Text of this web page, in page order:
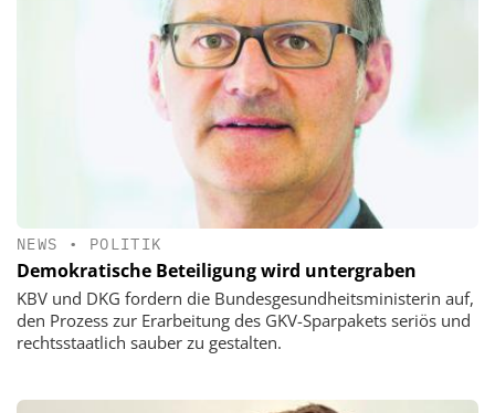
NEWS • POLITIK
Demokratische Beteiligung wird untergraben
KBV und DKG fordern die Bundesgesundheitsministerin auf,
den Prozess zur Erarbeitung des GKV-Sparpakets seriös und
rechtsstaatlich sauber zu gestalten.